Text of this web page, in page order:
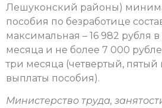
Лешуконский районы)
пособия по безработице
максимальная – 16 982 рубля
месяца и не более 7 000
три месяца (четвертый,
выплаты пособия).
Министерство труда,